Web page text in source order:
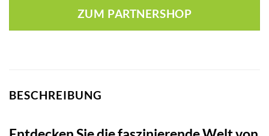
ZUM PARTNERSHOP
BESCHREIBUNG